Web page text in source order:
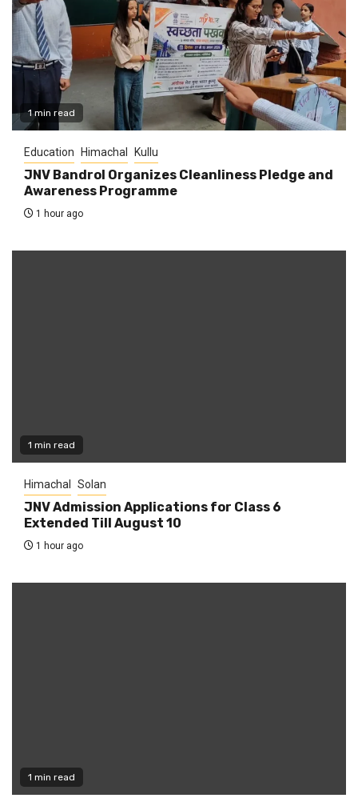
1 min read
Education Himachal Kullu
JNV Bandrol Organizes Cleanliness Pledge and
Awareness Programme
1 hour ago
1 min read
Himachal Solan
JNV Admission Applications for Class 6
Extended Till August 10
1 hour ago
1 min read